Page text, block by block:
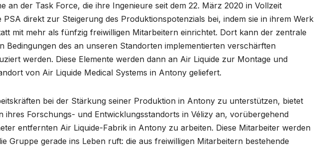
an der Task Force, die ihre Ingenieure seit dem 22. März 2020 in Vollzeit
direkt zur Steigerung des Produktionspotenzials bei, indem sie in ihrem Werk
mit mehr als fünfzig freiwilligen Mitarbeitern einrichtet. Dort kann der zentrale
Bedingungen des an unseren Standorten implementierten verschärften
werden. Diese Elemente werden dann an Air Liquide zur Montage und
von Air Liquide Medical Systems in Antony geliefert.
bei der Stärkung seiner Produktion in Antony zu unterstützen, bietet
ihres Forschungs- und Entwicklungsstandorts in Vélizy an, vorübergehend
entfernten Air Liquide-Fabrik in Antony zu arbeiten. Diese Mitarbeiter werden
Gruppe gerade ins Leben ruft: die aus freiwilligen Mitarbeitern bestehende